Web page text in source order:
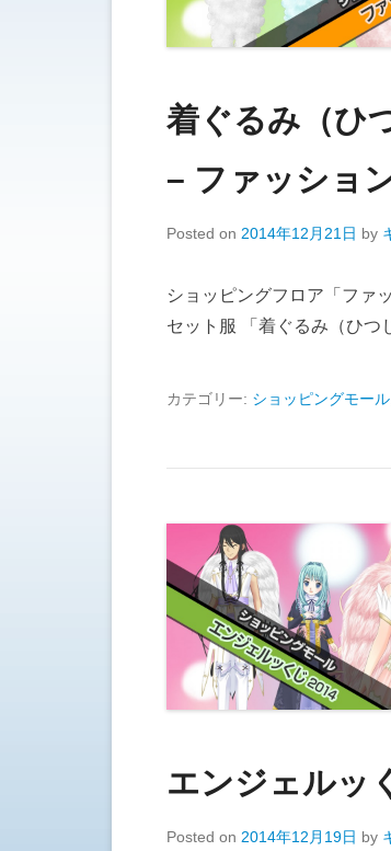
着ぐるみ（ひ
– ファッショ
Posted on 2014年12月21日 by
ショッピングフロア「ファ
セット服 「着ぐるみ（ひつ
カテゴリー: ショッピングモール
エンジェルッ
Posted on 2014年12月19日 by